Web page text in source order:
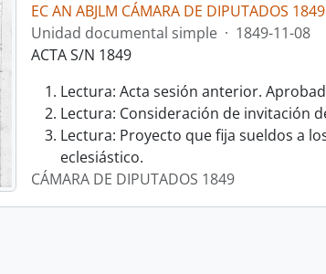
EC AN ABJLM CÁMARA DE DIPUTADOS 1849
Unidad documental simple · 1849-11-08
ACTA S/N 1849
Lectura: Acta sesión anterior.
Lectura: Consideración de invitación
Lectura: Proyecto que fija sueldos a
eclesiástico.
CÁMARA DE DIPUTADOS 1849